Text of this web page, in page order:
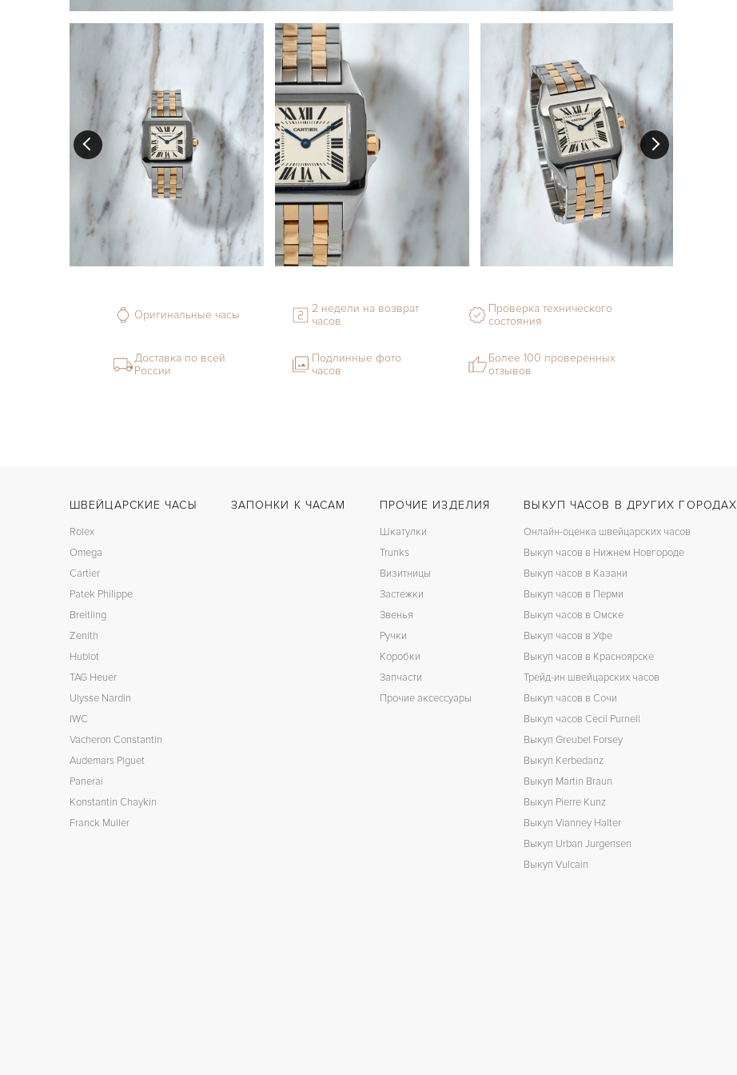
Оригинальные часы
2 недели на возврат
часов
Проверка технического
состояния
Доставка по всей
России
Подлинные фото
часов
Более 100 проверенных
отзывов
ШВЕЙЦАРСКИЕ ЧАСЫ
Rolex
Omega
Cartier
Patek Philippe
Breitling
Zenith
Hublot
TAG Heuer
Ulysse Nardin
IWC
Vacheron Constantin
Audemars Piguet
Panerai
Konstantin Chaykin
Franck Muller
ЗАПОНКИ К ЧАСАМ ПРОЧИЕ ИЗДЕЛИЯ
Шкатулки
Trunks
Визитницы
Застежки
Звенья
Ручки
Коробки
Запчасти
Прочие аксессуары
ВЫКУП ЧАСОВ В ДРУГИХ ГОРОДАХ
Онлайн-оценка швейцарских часов
Выкуп часов в Нижнем Новгороде
Выкуп часов в Казани
Выкуп часов в Перми
Выкуп часов в Омске
Выкуп часов в Уфе
Выкуп часов в Красноярске
Трейд-ин швейцарских часов
Выкуп часов в Сочи
Выкуп часов Cecil Purnell
Выкуп Greubel Forsey
Выкуп Kerbedanz
Выкуп Martin Braun
Выкуп Pierre Kunz
Выкуп Vianney Halter
Выкуп Urban Jurgensen
Выкуп Vulcain